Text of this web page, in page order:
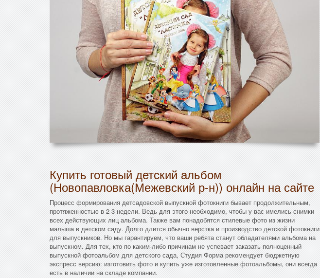
Купить готовый детский альбом
(Новопавловка(Межевский р-н)) онлайн на сайте
Процесс формирования детсадовской выпускной фотокниги бывает продолжительным,
протяженностью в 2-3 недели. Ведь для этого необходимо, чтобы у вас имелись снимки
всех действующих лиц альбома. Также вам понадобятся стилевые фото из жизни
малыша в детском саду. Долго длится обычно верстка и производство детской фотокниги
для выпускников. Но мы гарантируем, что ваши ребята станут обладателями альбома на
выпускном. Для тех, кто по каким-либо причинам не успевает заказать полноценный
выпускной фотоальбом для детского сада, Студия Форма рекомендует бюджетную
экспресс версию: изготовить фото и купить уже изготовленные фотоальбомы, они всегда
есть в наличии на складе компании.